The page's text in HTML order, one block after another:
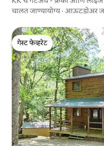
चालत जाण्यायोग्य· आऊटडोअर
गेस्ट फेव्हरेट
गेस्ट फेव्हरेट